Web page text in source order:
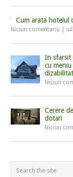
Cum arata hotelul
Niciun comentariu
In sfarsit
cu
Niciun
Cerere
dotari
Niciun